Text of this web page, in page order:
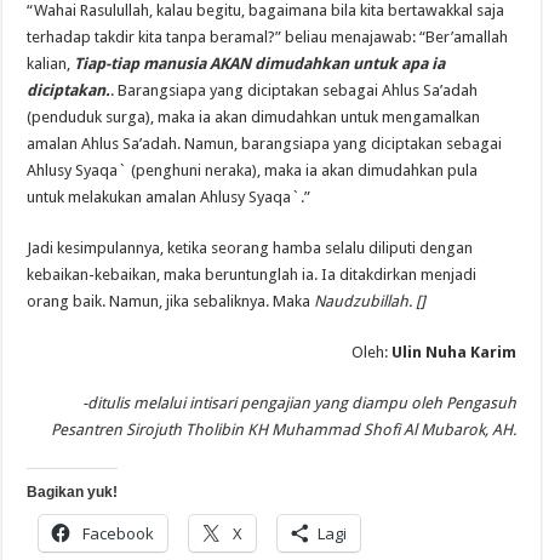
“Wahai Rasulullah, kalau begitu, bagaimana bila kita bertawakkal saja
terhadap takdir kita tanpa beramal?” beliau menajawab: “Ber’amallah
kalian, Tiap-tiap manusiaAKANdimudahkan untuk apa ia
diciptakan.. Barangsiapa yang diciptakan sebagai Ahlus Sa’adah
(penduduk surga), maka ia akan dimudahkan untuk mengamalkan
amalan Ahlus Sa’adah. Namun, barangsiapa yang diciptakan sebagai
Ahlusy Syaqa` (penghuni neraka), maka ia akan dimudahkan pula
untuk melakukan amalan Ahlusy Syaqa`.”
Jadi kesimpulannya, ketika seorang hamba selalu diliputi dengan
kebaikan-kebaikan, maka beruntunglah ia. Ia ditakdirkan menjadi
orang baik. Namun, jika sebaliknya. Maka Naudzubillah. []
Oleh: Ulin Nuha Karim
-ditulis melalui intisari pengajian yang diampu oleh Pengasuh
Pesantren Sirojuth Tholibin KH Muhammad Shofi Al Mubarok, AH.
Bagikan yuk!
Facebook X Lagi